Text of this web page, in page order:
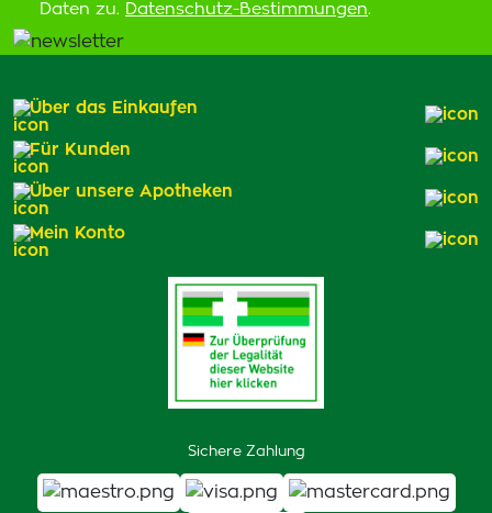
Daten zu. Datenschutz-Bestimmungen.
Sichere Zahlung
Über das Einkaufen
Für Kunden
Über unsere Apotheken
Mein Konto